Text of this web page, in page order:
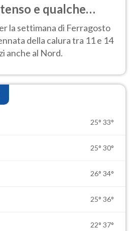
e qualche
la settimana di Ferragosto
della calura tra 11 e 14
anche al Nord.
25° 33°
25° 30°
26° 34°
25° 36°
22° 37°